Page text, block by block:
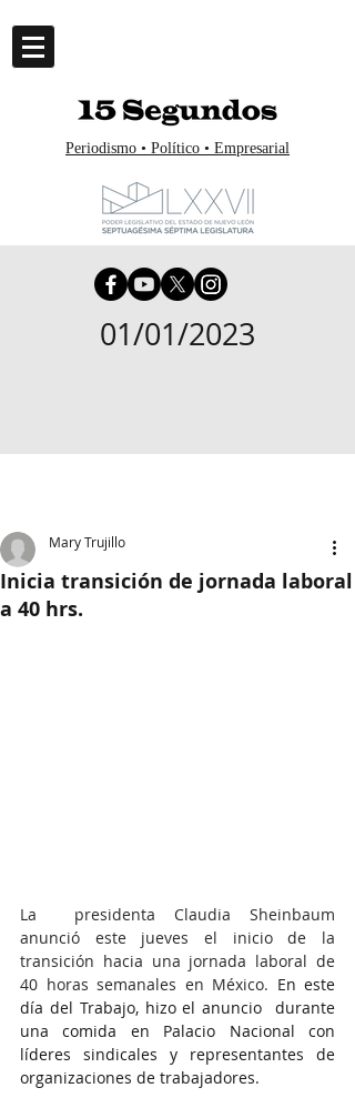
Periodismo • Político • Empresarial
01/01/2023
Inicia transición de jornada laboral
a 40 hrs.
Mary Trujillo
La  presidenta Claudia Sheinbaum
anunció este jueves el inicio de la
transición hacia una jornada laboral de
40 horas semanales en México. En este
día del Trabajo, hizo el anuncio  durante
una comida en Palacio Nacional con
líderes sindicales y representantes de
organizaciones de trabajadores.